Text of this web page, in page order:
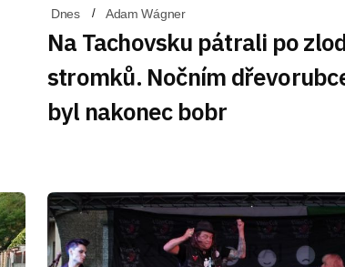
Dnes Adam Wágner
Na Tachovsku pátrali po
stromků. Nočním
byl nakonec bobr